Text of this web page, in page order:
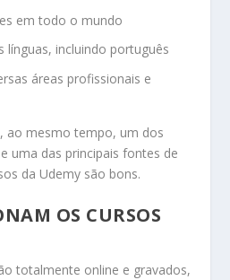
em todo o mundo
línguas, incluindo português
áreas profissionais e
ao mesmo tempo, um dos
uma das principais fontes de
da Udemy são bons.
OS CURSOS
totalmente online e gravados,